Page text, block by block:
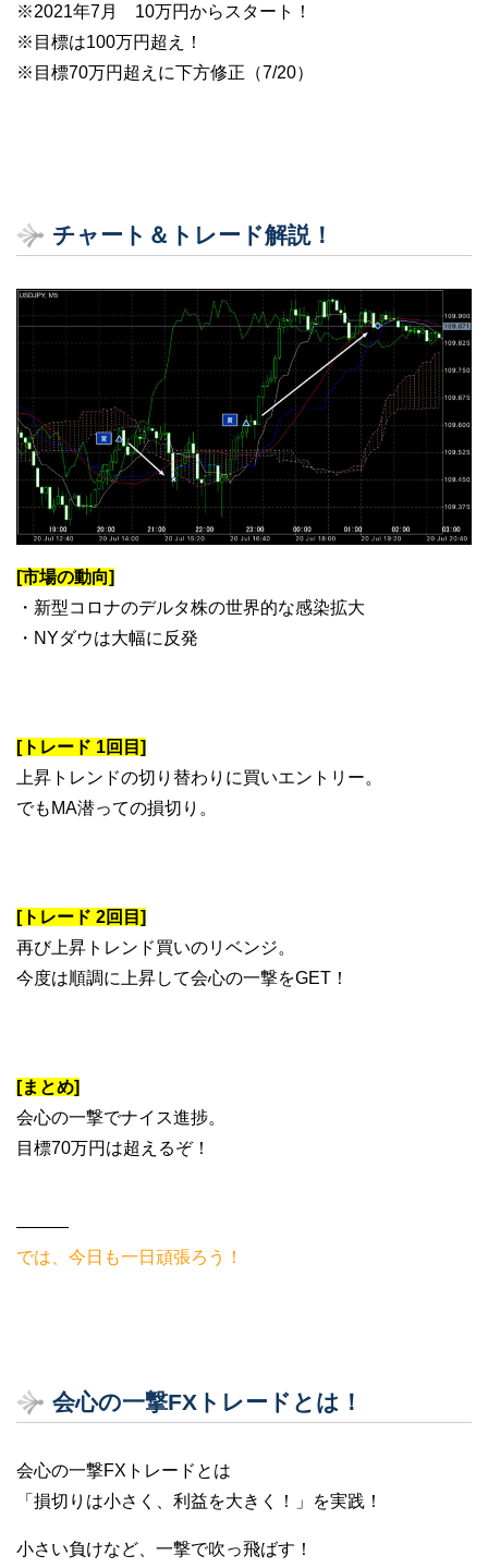
※2021年7月 10万円からスタート！
※目標は100万円超え！
※目標70万円超えに下方修正（7/20）
チャート＆トレード解説！
[市場の動向]
・新型コロナのデルタ株の世界的な感染拡大
・NYダウは大幅に反発
[トレード 1回目]
上昇トレンドの切り替わりに買いエントリー。
でもMA潜っての損切り。
[トレード 2回目]
再び上昇トレンド買いのリベンジ。
今度は順調に上昇して会心の一撃をGET！
[まとめ]
会心の一撃でナイス進捗。
目標70万円は超えるぞ！
———
では、今日も一日頑張ろう！
会心の一撃FXトレードとは！
会心の一撃FXトレードとは
「損切りは小さく、利益を大きく！」を実践！
小さい負けなど、一撃で吹っ飛ばす！